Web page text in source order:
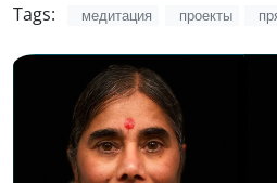
Tags: медитация проекты